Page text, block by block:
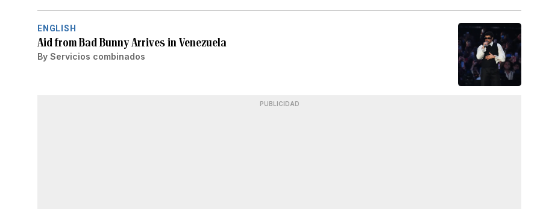
ENGLISH
Aid from Bad Bunny Arrives in Venezuela
By Servicios combinados
PUBLICIDAD